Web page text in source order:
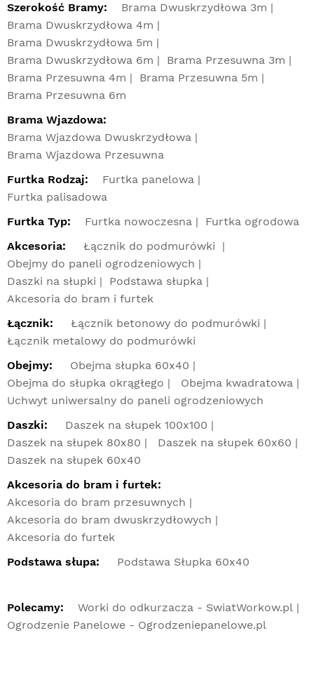
Szerokość Bramy:
Brama Dwuskrzydłowa 3m
Brama Dwuskrzydłowa 4m
Brama Dwuskrzydłowa 5m
Brama Dwuskrzydłowa 6m
Brama Przesuwna 3m
Brama Przesuwna 4m
Brama Przesuwna 5m
Brama Przesuwna 6m
Brama Wjazdowa:
Brama Wjazdowa Dwuskrzydłowa
Brama Wjazdowa Przesuwna
Furtka Rodzaj:
Furtka panelowa
Furtka palisadowa
Furtka Typ:
Furtka nowoczesna
Furtka ogrodowa
Akcesoria:
Łącznik do podmurówki
Obejmy do paneli ogrodzeniowych
Daszki na słupki
Podstawa słupka
Akcesoria do bram i furtek
Łącznik:
Łącznik betonowy do podmurówki
Łącznik metalowy do podmurówki
Obejmy:
Obejma słupka 60x40
Obejma do słupka okrągłego
Obejma kwadratowa
Uchwyt uniwersalny do paneli ogrodzeniowych
Daszki:
Daszek na słupek 100x100
Daszek na słupek 80x80
Daszek na słupek 60x60
Daszek na słupek 60x40
Akcesoria do bram i furtek:
Akcesoria do bram przesuwnych
Akcesoria do bram dwuskrzydłowych
Akcesoria do furtek
Podstawa słupa:
Podstawa Słupka 60x40
Polecamy:
Worki do odkurzacza - SwiatWorkow.pl
Ogrodzenie Panelowe - Ogrodzeniepanelowe.pl